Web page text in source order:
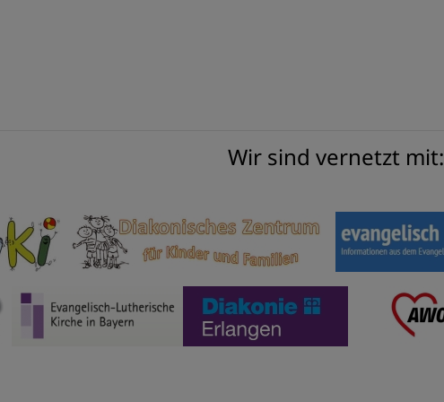
Wir sind vernetzt mit: